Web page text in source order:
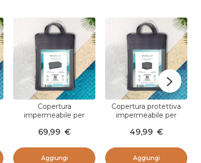
Copertura
impermeabile per
Grigio
69,99 €
Aggiungi
Copertura protettiva
impermeabile per
97 cm) Bornéo Grigio
49,99 €
Aggiungi